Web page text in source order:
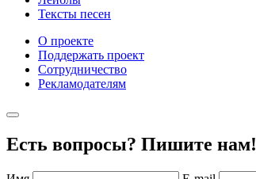
Тексты песен
О проекте
Поддержать проект
Сотрудничество
Рекламодателям
Есть вопросы? Пишите нам!